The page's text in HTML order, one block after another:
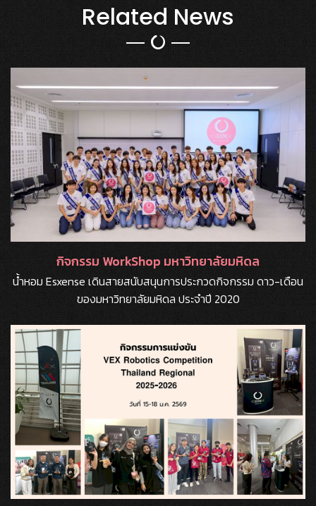
Related News
กิจกรรม WorkShop มหาวิทยาลัยมหิดล
น้ำหอม Esxense เดินสายสนับสนุนการประกวดกิจกรรม ดาว-เดือน
ของมหาวิทยาลัยมหิดล ประจำปี 2020